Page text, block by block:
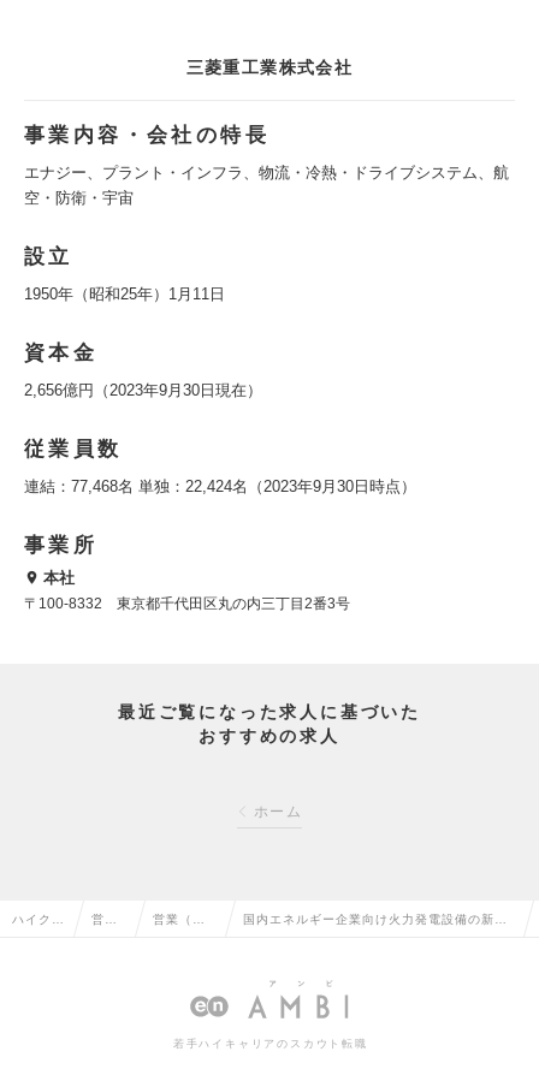
三菱重工業株式会社
事業内容・会社の特長
エナジー、プラント・インフラ、物流・冷熱・ドライブシステム、航
空・防衛・宇宙
設立
1950年（昭和25年）1月11日
資本金
2,656億円（2023年9月30日現在）
従業員数
連結：77,468名 単独：22,424名（2023年9月30日時点）
事業所
本社
〒100-8332 東京都千代田区丸の内三丁目2番3号
最近ご覧になった求人に基づいた
おすすめの求人
ホーム
ハイクラ 営業 営業（法 国内エネルギー企業向け火力発電設備の新
都）の求人情報
若手ハイキャリアのスカウト転職